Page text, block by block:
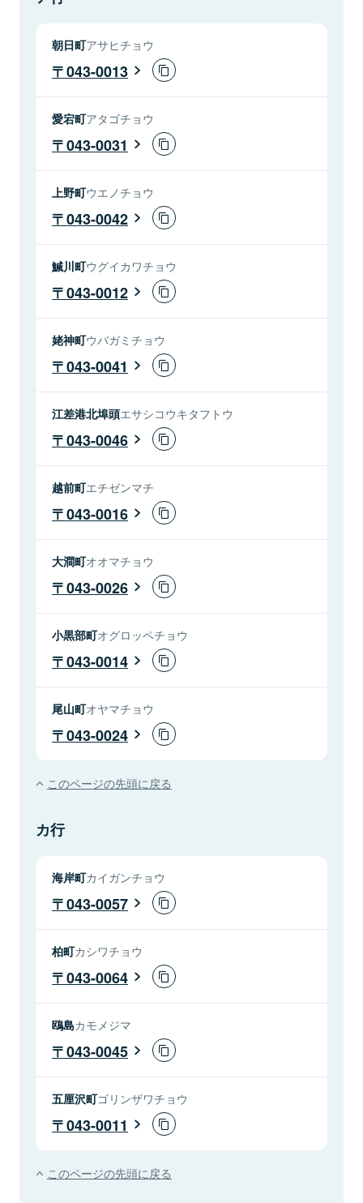
朝日町アサヒチョウ
043-0013
愛宕町アタゴチョウ
043-0031
上野町ウエノチョウ
043-0042
鰔川町ウグイカワチョウ
043-0012
姥神町ウバガミチョウ
043-0041
江差港北埠頭エサシコウキタフトウ
043-0046
越前町エチゼンマチ
043-0016
大澗町オオマチョウ
043-0026
小黒部町オグロッペチョウ
043-0014
尾山町オヤマチョウ
043-0024
このページの先頭に戻る
カ行
海岸町カイガンチョウ
043-0057
柏町カシワチョウ
043-0064
鴎島カモメジマ
043-0045
五厘沢町ゴリンザワチョウ
043-0011
このページの先頭に戻る